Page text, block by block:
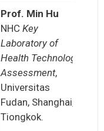
Prof. Min Hu
NHCKey
Laboratory of
Health Technology
Assessment,
Universitas
Fudan, Shanghai,
Tiongkok.